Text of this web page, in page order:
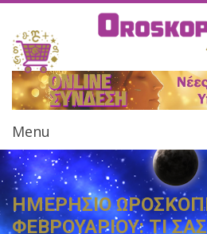
Menu
ΗΜΕΡΗΣΙΟ
ΦΕΒΡΟΥΑΡΙΟΥ: ΤΙ